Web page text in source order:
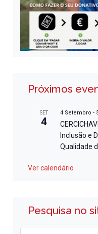
Próximos
SET
4
4 Setembro -
Inclusão e
Qualidade
Ver calendário
Pesquisa no